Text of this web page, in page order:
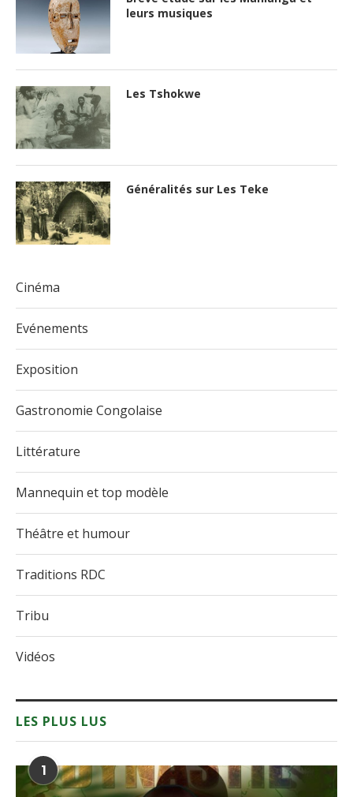
leurs musiques
Les Tshokwe
Généralités sur Les Teke
Cinéma
Evénements
Exposition
Gastronomie Congolaise
Littérature
Mannequin et top modèle
Théâtre et humour
Traditions RDC
Tribu
Vidéos
LES PLUS LUS
1